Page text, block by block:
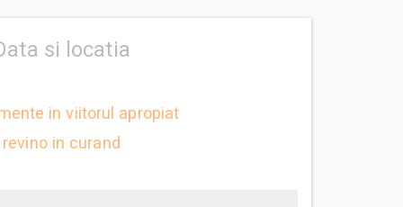
si locatia
in viitorul apropiat
revino in curand